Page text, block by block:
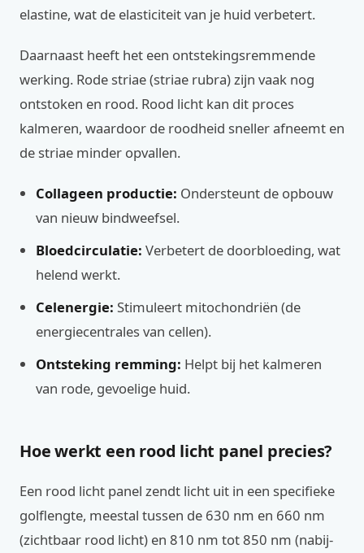
elastine, wat de elasticiteit van je huid verbetert.
Daarnaast heeft het een ontstekingsremmende
werking. Rode striae (striae rubra) zijn vaak nog
ontstoken en rood. Rood licht kan dit proces
kalmeren, waardoor de roodheid sneller afneemt en
de striae minder opvallen.
Collageen productie: Ondersteunt de opbouw
van nieuw bindweefsel.
Bloedcirculatie: Verbetert de doorbloeding, wat
helend werkt.
Celenergie: Stimuleert mitochondriën (de
energiecentrales van cellen).
Ontsteking remming: Helpt bij het kalmeren
van rode, gevoelige huid.
Hoe werkt een rood licht panel precies?
Een rood licht panel zendt licht uit in een specifieke
golflengte, meestal tussen de 630 nm en 660 nm
(zichtbaar rood licht) en 810 nm tot 850 nm (nabij-